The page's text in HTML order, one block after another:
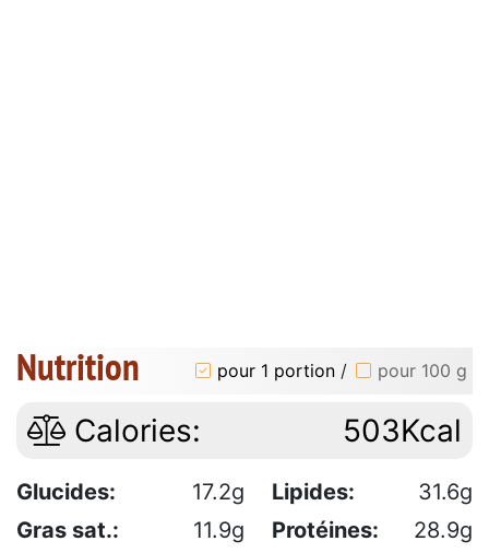
Nutrition pour 1 portion / pour 100 g
Calories: 503Kcal
Glucides: 17.2g Lipides:
31.6g
Gras sat.:
11.9g Protéines:
28.9g